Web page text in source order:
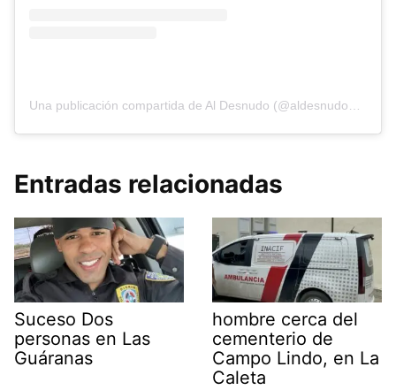
Una publicación compartida de Al Desnudo (@aldesnudonoticias)
Entradas relacionadas
Suceso Dos
personas en Las
Guáranas
hombre cerca del
cementerio de
Campo Lindo, en La
Caleta